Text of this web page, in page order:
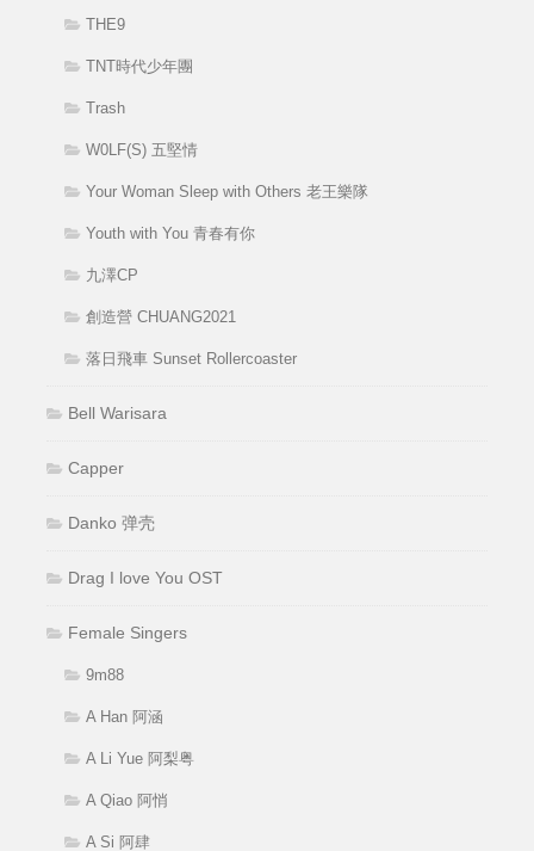
THE9
TNT時代少年團
Trash
W0LF(S) 五堅情
Your Woman Sleep with Others 老王樂隊
Youth with You 青春有你
九澤CP
創造營 CHUANG2021
落日飛車 Sunset Rollercoaster
Bell Warisara
Capper
Danko 弹壳
Drag I love You OST
Female Singers
9m88
A Han 阿涵
A Li Yue 阿梨粤
A Qiao 阿悄
A Si 阿肆